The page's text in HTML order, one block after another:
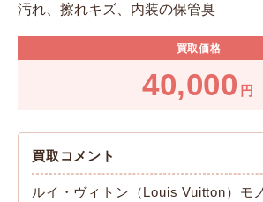
汚れ、擦れキズ、内装の保管臭
買取価格
40,000 円
買取コメント
ルイ・ヴィトン（Louis Vuitton）モ